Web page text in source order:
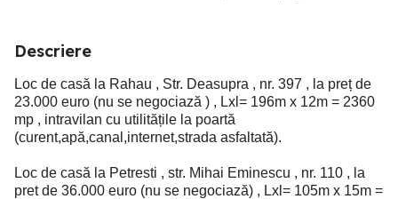
Descriere
Loc de casă la Rahau , Str. Deasupra , nr. 397 , la preț de
23.000 euro (nu se negociază ) , Lxl= 196m x 12m = 2360
mp , intravilan cu utilitățile la poartă
(curent,apă,canal,internet,strada asfaltată).
Loc de casă la Petresti , str. Mihai Eminescu , nr. 110 , la
pret de 36.000 euro (nu se negociază) , Lxl= 105m x 15m =